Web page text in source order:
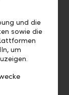
einen
CO2-
und die
sowie die
um